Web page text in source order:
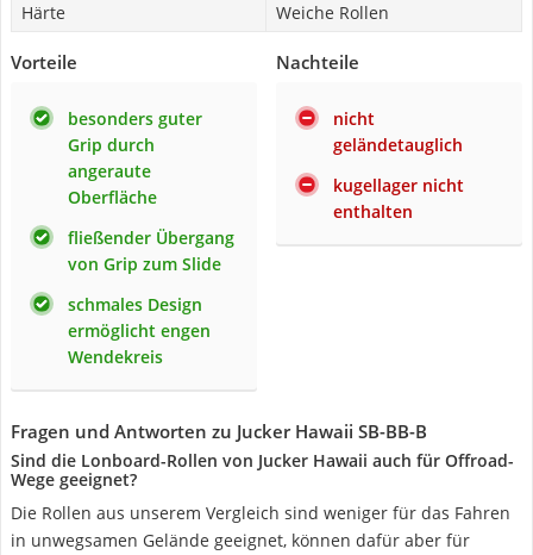
Härte
Weiche Rollen
Vorteile
besonders guter
Grip durch
angeraute
Oberfläche
fließender Übergang
von Grip zum Slide
schmales Design
ermöglicht engen
Wendekreis
Nachteile
nicht
geländetauglich
kugellager nicht
enthalten
Fragen und Antworten zu Jucker Hawaii SB-BB-B
Sind die Lonboard-Rollen von Jucker Hawaii auch für Offroad-
Wege geeignet?
Die Rollen aus unserem Vergleich sind weniger für das Fahren
in unwegsamen Gelände geeignet, können dafür aber für